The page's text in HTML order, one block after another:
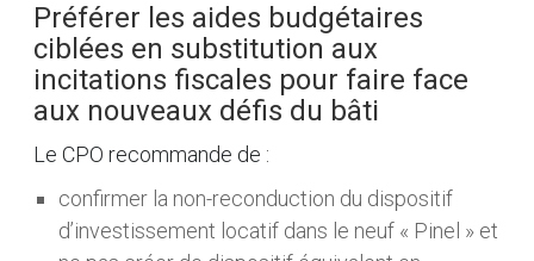
Préférer les aides budgétaires
ciblées en substitution aux
incitations fiscales pour faire face
aux nouveaux défis du bâti
Le CPO recommande de :
confirmer la non-reconduction du dispositif
d’investissement locatif dans le neuf « Pinel » et